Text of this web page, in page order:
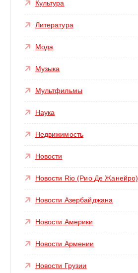
Культура
Литература
Мода
Музыка
Мультфильмы
Наука
Недвижимость
Новости
Новости Rio (Рио Де Жанейро)
Новости Азербайджана
Новости Америки
Новости Армении
Новости Грузии